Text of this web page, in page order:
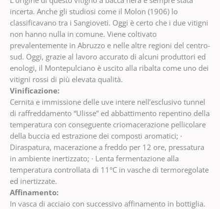
incerta. Anche gli studiosi come il Molon (1906) lo
classificavano tra i Sangioveti. Oggi è certo che i due vitigni
non hanno nulla in comune. Viene coltivato
prevalentemente in Abruzzo e nelle altre regioni del centro-
sud. Oggi, grazie al lavoro accurato di alcuni produttori ed
enologi, il Montepulciano è uscito alla ribalta come uno dei
vitigni rossi di più elevata qualità.
Vinificazione:
Cernita e immissione delle uve intere nell’esclusivo tunnel
di raffreddamento “Ulisse” ed abbattimento repentino della
temperatura con conseguente criomacerazione pellicolare
della buccia ed estrazione dei composti aromatici; ·
Diraspatura, macerazione a freddo per 12 ore, pressatura
in ambiente inertizzato; · Lenta fermentazione alla
temperatura controllata di 11°C in vasche di termoregolate
ed inertizzate.
Affinamento:
In vasca di acciaio con successivo affinamento in bottiglia.